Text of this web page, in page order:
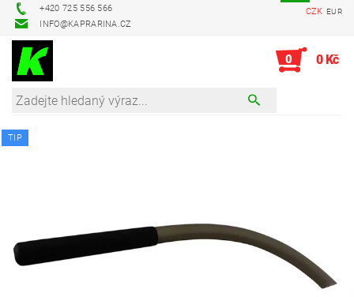
+420 725 556 566
INFO@KAPRARINA.CZ
CZK EUR
0 0 Kč
TIP